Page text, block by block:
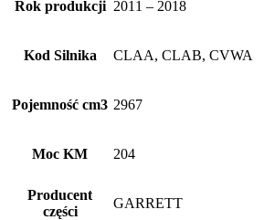
Rok produkcji 2011 – 2018
Kod Silnika CLAA, CLAB, CVWA
Pojemność cm3 2967
Moc KM 204
Producent
części
GARRETT